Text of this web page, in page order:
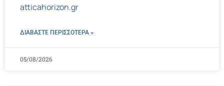
atticahorizon.gr
ΔΙΑΒΑΣΤΕ ΠΕΡΙΣΣΌΤΕΡΑ »
05/08/2026